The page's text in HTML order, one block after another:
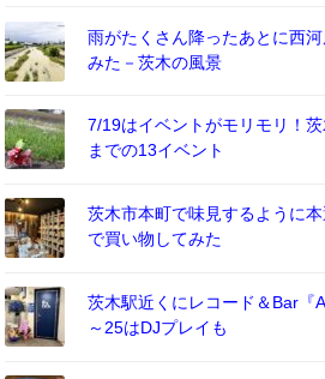
雨がたくさん降ったあとに西
みた－茨木の風景
7/19はイベントがモリモリ！
までの13イベント
茨木市本町で味見するように本
で買い物してみた
茨木駅近くにレコード＆Bar『
～25はDJプレイも